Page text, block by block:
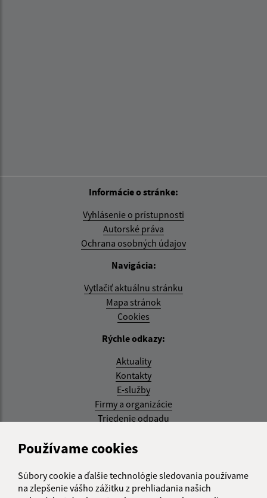
Používame cookies
Súbory cookie a ďalšie technológie sledovania používame
na zlepšenie vášho zážitku z prehliadania našich
Informácie o stránke:
Vyhlásenie o prístupnosti
Autorské práva
Ochrana osobných údajov
Navigácia:
Vytlačiť aktuálnu stránku
Mapa stránok
Cookies
Rýchle odkazy:
Aktuality
Kontakty
E-služby
Firmy a organizácie
Triedenie odpadu
Aktualizované:
RSS